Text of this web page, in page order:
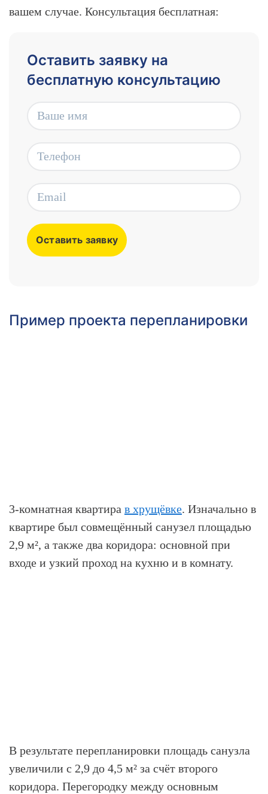
вашем случае. Консультация бесплатная:
Оставить заявку на
бесплатную консультацию
Пример проекта перепланировки
3-комнатная квартира в хрущёвке. Изначально в
квартире был совмещённый санузел площадью
2,9 м², а также два коридора: основной при
входе и узкий проход на кухню и в комнату.
В результате перепланировки площадь санузла
увеличили с 2,9 до 4,5 м² за счёт второго
коридора. Перегородку между основным